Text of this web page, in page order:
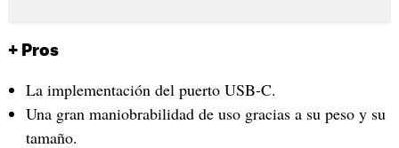
+ Pros
La implementación del puerto USB-C.
Una gran maniobrabilidad de uso gracias a su peso y su
tamaño.